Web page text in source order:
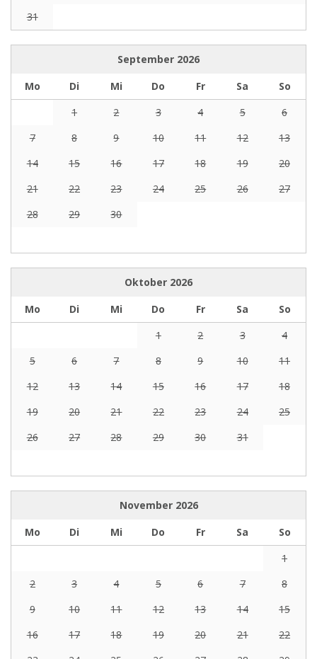
31
September 2026
Mo
Di Mi Do Fr Sa
So
1
2 3 4 5
6
7
8 9 10 11 12
13
14
15 16 17 18 19
20
21
22 23 24 25 26
27
28
29 30
Oktober 2026
Mo
Di Mi Do Fr Sa
So
1
2 3
4
5
6 7 8 9 10
11
12
13 14 15 16 17
18
19
20 21 22 23 24
25
26
27 28 29 30 31
November 2026
Mo
Di Mi Do Fr Sa
So
1
2
3 4 5 6 7
8
9
10 11 12 13 14
15
16
17 18 19 20 21
22